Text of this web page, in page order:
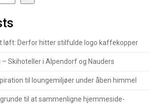
løft: Derfor hitter stilfulde logo kaffekopper
Skihoteller i Alpendorf og Nauders
til loungemiljøer under åben himmel
til at sammenligne hjemmeside-